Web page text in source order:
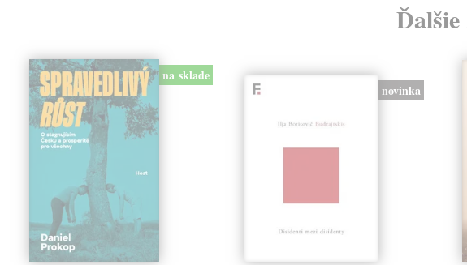
na sklade
novinka